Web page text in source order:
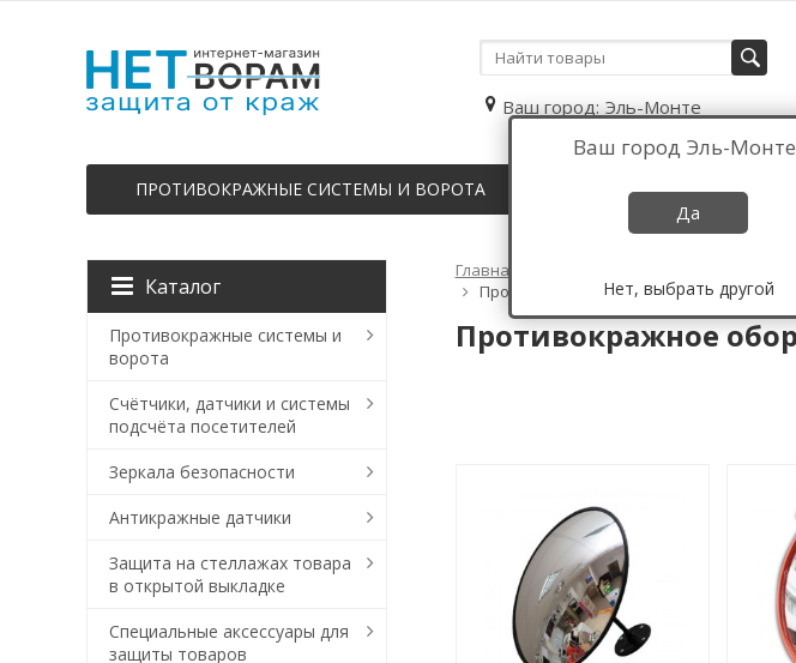
Ваш город: Эль-Монте
Ваш город Эль-Монте
Да
Нет, выбрать другой
ПРОТИВОКРАЖНЫЕ СИСТЕМЫ И ВОРОТА СЧЁТЧИКИ,
Главная
Противокражное оборудование ➣ Омск
Противокражное
Каталог
Противокражные системы и
ворота
Счётчики, датчики и системы
подсчёта посетителей
Зеркала безопасности
Антикражные датчики
Защита на стеллажах товара
в открытой выкладке
Специальные аксессуары для
защиты товаров